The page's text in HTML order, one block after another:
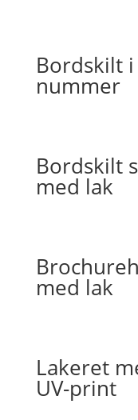
Bordskilt
nummer
Bordskilt
med lak
med lak
Lakeret
UV-print